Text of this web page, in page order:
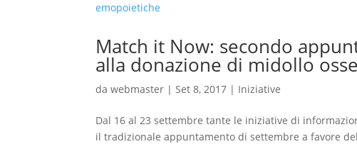
Match it Now: secondo
alla donazione di midollo
dawebmaster |Set 8, 2017 | Iniziative
Dal 16 al 23 settembre tante le iniziative di
il tradizionale appuntamento di settembre a favore